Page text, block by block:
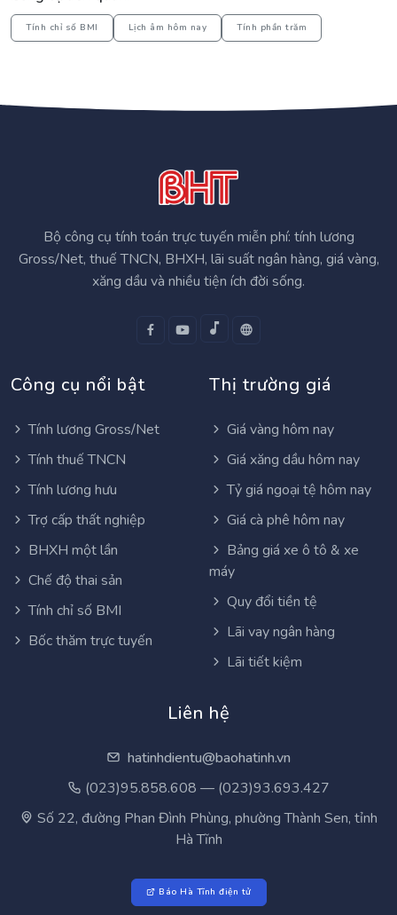
Tính chỉ số BMI Lịch âm hôm nay Tính phần trăm
Bộ công cụ tính toán trực tuyến miễn phí: tính lương
Gross/Net, thuế TNCN, BHXH, lãi suất ngân hàng, giá vàng,
xăng dầu và nhiều tiện ích đời sống.
Công cụ nổi bật
Tính lương Gross/Net
Tính thuế TNCN
Tính lương hưu
Trợ cấp thất nghiệp
BHXH một lần
Chế độ thai sản
Tính chỉ số BMI
Bốc thăm trực tuyến
Thị trường giá
Giá vàng hôm nay
Giá xăng dầu hôm nay
Tỷ giá ngoại tệ hôm nay
Giá cà phê hôm nay
Bảng giá xe ô tô & xe
máy
Quy đổi tiền tệ
Lãi vay ngân hàng
Lãi tiết kiệm
Liên hệ
hatinhdientu@baohatinh.vn
(023)95.858.608 — (023)93.693.427
Số 22, đường Phan Đình Phùng, phường Thành Sen, tỉnh
Hà Tĩnh
Báo Hà Tĩnh điện tử